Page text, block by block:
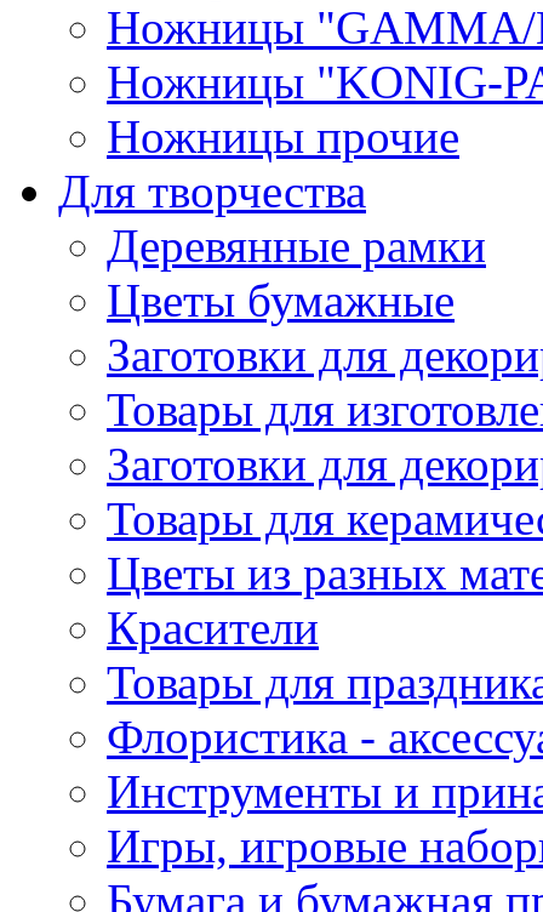
Ножницы "GAMMA/
Ножницы "KONIG-
Ножницы прочие
Для творчества
Деревянные рамки
Цветы бумажные
Заготовки для
Товары для
Заготовки для
Товары для
Цветы из разных
Красители
Товары для
Флористика -
Инструменты и
Игры, игровые
Бумага и бумажная